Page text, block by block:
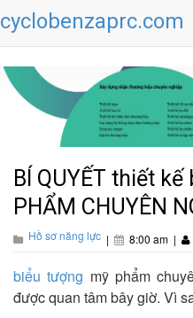
cyclobenzaprc.com
BÍ QUYẾT thiết
PHẨM CHUYÊN
Hồ sơ năng lực | 8:00 am |
biểu tượng mỹ phẩm
được quan tâm bây giờ. Vì